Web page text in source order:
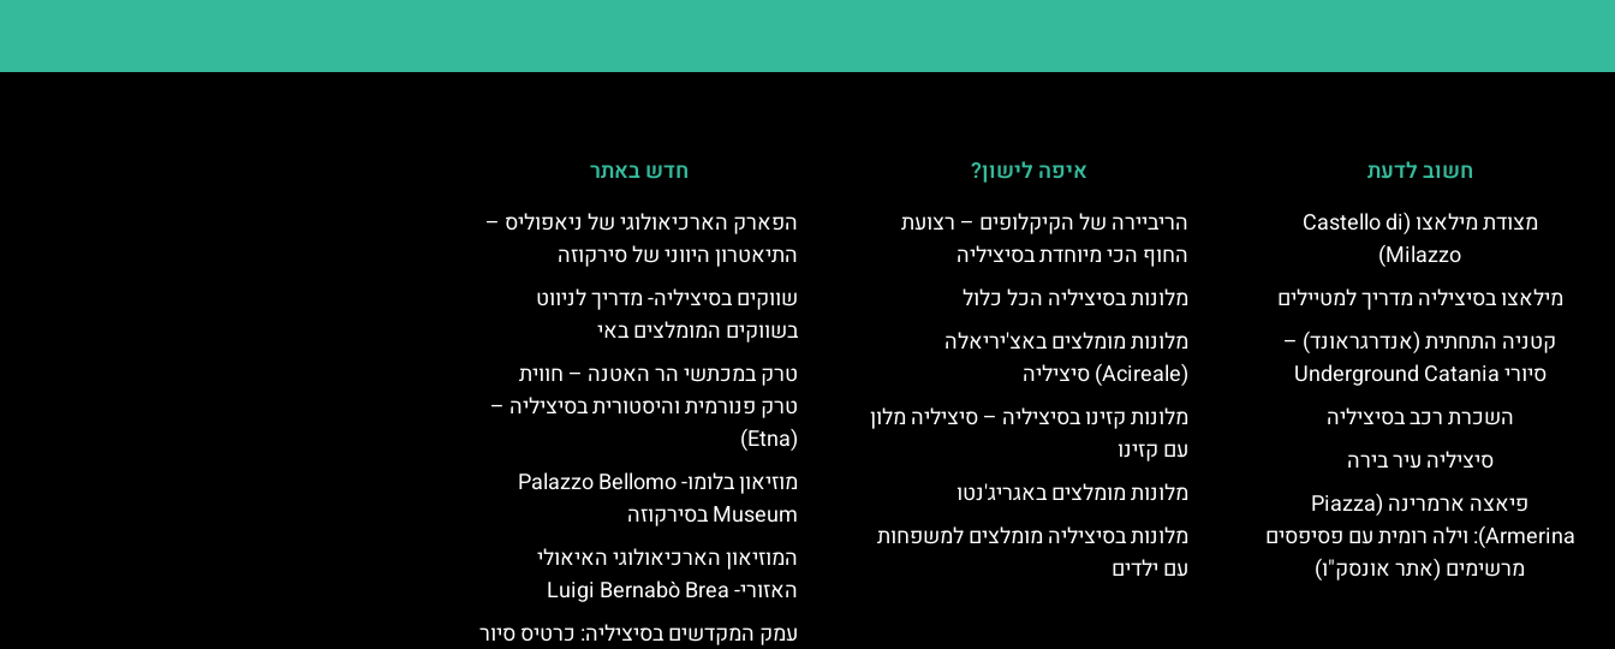
חשוב לדעת
מצודת מילאצו (Castello di
Milazzo)
מילאצו בסיציליה מדריך למטיילים
קטניה התחתית (אנדרגראונד) –
סיורי Underground Catania
השכרת רכב בסיציליה
סיציליה עיר בירה
פיאצה ארמרינה (Piazza
Armerina): וילה רומית עם פסיפסים
מרשימים (אתר אונסק"ו)
איפה לישון?
הריביירה של הקיקלופים – רצועת
החוף הכי מיוחדת בסיציליה
מלונות בסיציליה הכל כלול
מלונות מומלצים באצ'יריאלה
(Acireale) סיציליה
מלונות קזינו בסיציליה – סיציליה מלון
עם קזינו
מלונות מומלצים באגריג'נטו
מלונות בסיציליה מומלצים למשפחות
עם ילדים
חדש באתר
הפארק הארכיאולוגי של ניאפוליס –
התיאטרון היווני של סירקוזה
שווקים בסיציליה- מדריך לניווט
בשווקים המומלצים באי
טרק במכתשי הר האטנה – חווית
טרק פנורמית והיסטורית בסיציליה –
(Etna)
מוזיאון בלומו- Palazzo Bellomo
Museum בסירקוזה
המוזיאון הארכיאולוגי האיאולי
האזורי- Luigi Bernabò Brea
עמק המקדשים בסיציליה: כרטיס סיור